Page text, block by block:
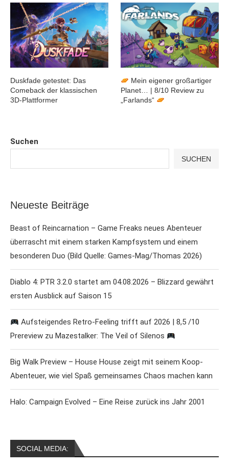
Suchen
SUCHEN
Neueste Beiträge
Beast of Reincarnation – Game Freaks neues Abenteuer
überrascht mit einem starken Kampfsystem und einem
besonderen Duo (Bild Quelle: Games-Mag/Thomas 2026)
Diablo 4: PTR 3.2.0 startet am 04.08.2026 – Blizzard gewährt
ersten Ausblick auf Saison 15
Aufsteigendes Retro-Feeling trifft auf 2026 | 8,5 /10
Prereview zu Mazestalker: The Veil of Silenos
Big Walk Preview – House House zeigt mit seinem Koop-
Abenteuer, wie viel Spaß gemeinsames Chaos machen kann
Halo: Campaign Evolved – Eine Reise zurück ins Jahr 2001
SOCIAL MEDIA:
Duskfade getestet: Das
Comeback der klassischen
3D-Plattformer
Mein eigener großartiger
Planet… | 8/10 Review zu
„Farlands“